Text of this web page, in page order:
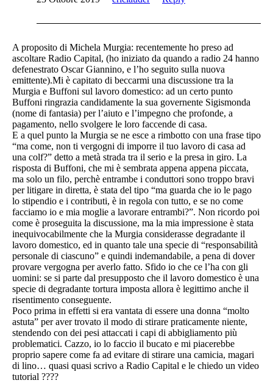
A proposito di Michela Murgia: recentemente ho preso ad
ascoltare Radio Capital, (ho iniziato da quando a radio 24 hanno
defenestrato Oscar Giannino, e l’ho seguito sulla nuova
emittente).Mi è capitato di beccarmi una discussione tra la
Murgia e Buffoni sul lavoro domestico: ad un certo punto
Buffoni ringrazia candidamente la sua governente Sigismonda
(nome di fantasia) per l’aiuto e l’impegno che profonde, a
pagamento, nello svolgere le loro faccende di casa.
E a quel punto la Murgia se ne esce a rimbotto con una frase tipo
“ma come, non ti vergogni di imporre il tuo lavoro di casa ad
una colf?” detto a metà strada tra il serio e la presa in giro. La
risposta di Buffoni, che mi è sembrata appena appena piccata,
ma solo un filo, perchè entrambe i conduttori sono troppo bravi
per litigare in diretta, è stata del tipo “ma guarda che io le pago
lo stipendio e i contributi, è in regola con tutto, e se no come
facciamo io e mia moglie a lavorare entrambi?”. Non ricordo poi
come è proseguita la discussione, ma la mia impressione è stata
inequivocabilmente che la Murgia considerasse degradante il
lavoro domestico, ed in quanto tale una specie di “responsabilità
personale di ciascuno” e quindi indemandabile, a pena di dover
provare vergogna per averlo fatto. Sfido io che ce l’ha con gli
uomini: se si parte dal presupposto che il lavoro domestico è una
specie di degradante tortura imposta allora è legittimo anche il
risentimento conseguente.
Poco prima in effetti si era vantata di essere una donna “molto
astuta” per aver trovato il modo di stirare praticamente niente,
stendendo con dei pesi attaccati i capi di abbigliamento più
problematici. Cazzo, io lo faccio il bucato e mi piacerebbe
proprio sapere come fa ad evitare di stirare una camicia, magari
di lino… quasi quasi scrivo a Radio Capital e le chiedo un video
tutorial ????